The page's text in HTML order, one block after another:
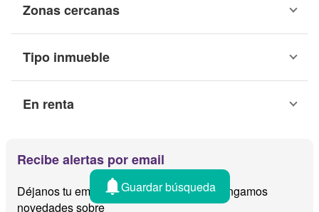
Zonas cercanas
Tipo inmueble
En renta
Recibe alertas por email
Déjanos tu email y te avisamos cuando tengamos
novedades sobre
Guardar búsqueda